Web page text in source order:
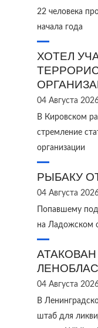
22 человека
начала года
ХОТЕЛ
04 Августа
В Кировском
стремление
организации
РЫБАКУ
04 Августа
Попавшему
на Ладожском
АТАКОВАН
04 Августа
В
штаб для